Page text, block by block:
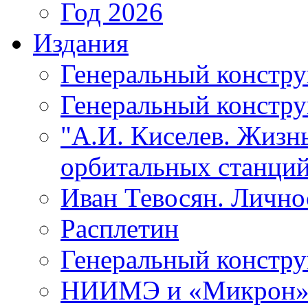
Год 2026
Издания
Генеральный
Генеральный
"А.И. Киселев.
орбитальных
Иван Тевосян.
Расплетин
Генеральный
НИИМЭ и «Микрон»